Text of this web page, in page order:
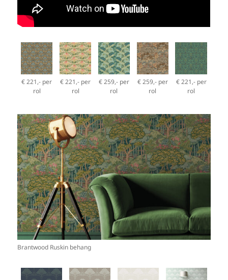
€ 221,- per
rol
€ 221,- per
rol
€ 259,- per
rol
€ 259,- per
rol
€ 221,- per
rol
Brantwood Ruskin behang